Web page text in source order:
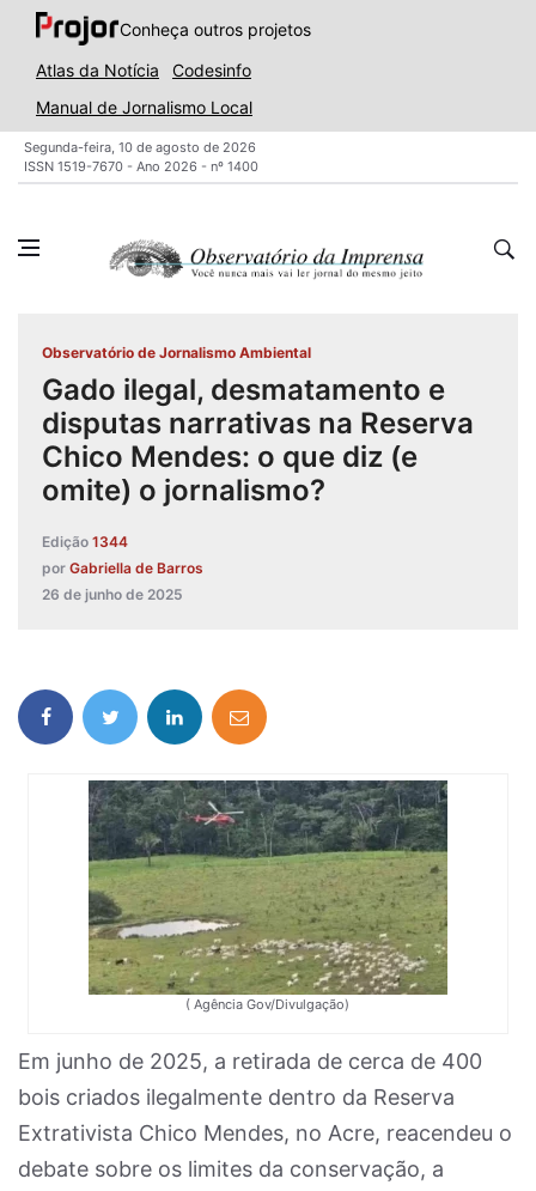
Conheça outros projetos
Atlas da Notícia
Codesinfo
Manual de Jornalismo Local
Segunda-feira, 10 de agosto de 2026
ISSN 1519-7670 - Ano 2026 - nº 1400
Observatório de Jornalismo Ambiental
Gado ilegal, desmatamento e
disputas narrativas na Reserva
Chico Mendes: o que diz (e
omite) o jornalismo?
Edição 1344
por Gabriella de Barros
26 de junho de 2025
( Agência Gov/Divulgação)
Em junho de 2025, a retirada de cerca de 400
bois criados ilegalmente dentro da Reserva
Extrativista Chico Mendes, no Acre, reacendeu o
debate sobre os limites da conservação, a